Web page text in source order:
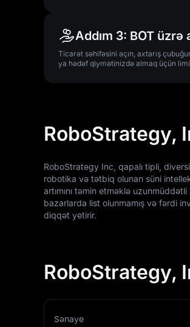
Addım 3: BOT
Ticarət səhifəsini açın, axtarış
ya hədəf qiymətinizdə almaq üçün
RoboStrategy,
RoboStrategy Inc, qapalı tipli,
robotika və tətbiq olunan süni
artımını təmin etməklə
bazarlarda list olunmamış və fərdi
diqqət yetirir.
RoboStrategy,
Sənaye